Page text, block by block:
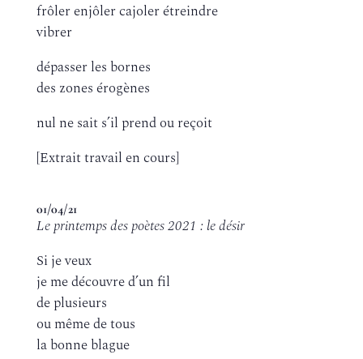
frôler enjôler cajoler étreindre
vibrer
dépasser les bornes
des zones érogènes
nul ne sait s’il prend ou reçoit
[Extrait travail en cours]
01/04/21
Le printemps des poètes 2021 : le désir
Si je veux
je me découvre d’un fil
de plusieurs
ou même de tous
la bonne blague